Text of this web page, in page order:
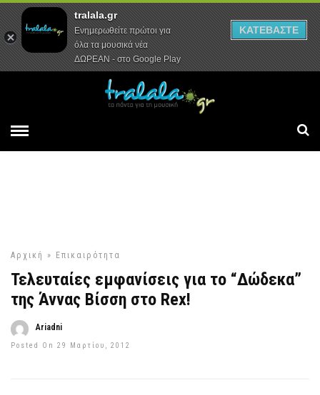
Αρχική Συνεντεύξεις Ρεπορτάζ
Αρχική » Επικαιρότητα
Τελευταίες εμφανίσεις για το “Δώδεκα”
της Άννας Βίσση στο Rex!
Ariadni
Posted On 29 Μαρτίου, 2012
tralala.gr
Ενημερωθείτε πρώτοι για
όλα τα μουσικά νέα
ΔΩΡΕΑΝ - στο Google Play
ΚΑΤΕΒΑΣΤΕ